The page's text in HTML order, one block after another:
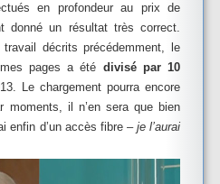
en profondeur au prix de
donné un résultat très correct.
décrits précédemment, le
pages a été divisé par 10
Le chargement pourra encore
moments, il n’en sera que bien
enfin d’un accès fibre – je l’aurai